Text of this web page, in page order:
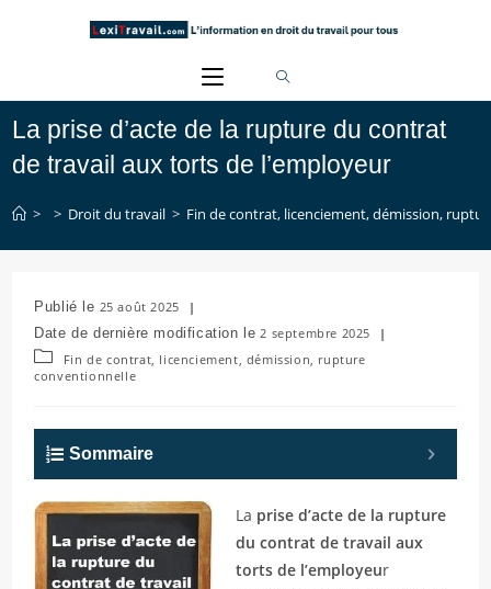
La prise d’acte de la rupture du contrat
de travail aux torts de l’employeur
> > Droit du travail > Fin de contrat, licenciement, démission,
Publication
publiée :
25 août 2025
Dernière
modification
de
2 septembre 2025
Post
category:
Fin de contrat, licenciement, démission, rupture
conventionnelle
Sommaire
La prise d’acte de la rupture
du contrat de travail aux
torts de l’employeur